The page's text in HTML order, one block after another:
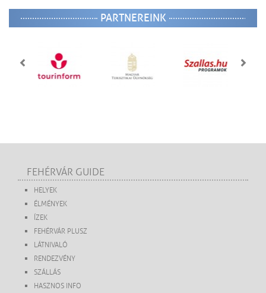
PARTNEREINK
FEHÉRVÁR GUIDE
HELYEK
ÉLMÉNYEK
ÍZEK
FEHÉRVÁR PLUSZ
LÁTNIVALÓ
RENDEZVÉNY
SZÁLLÁS
HASZNOS INFO